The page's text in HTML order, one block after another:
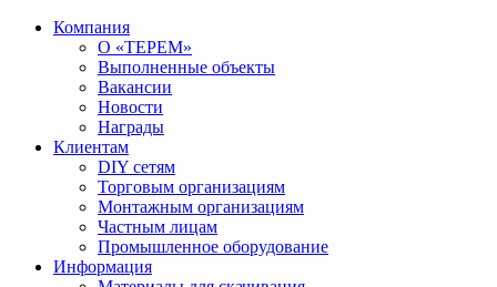
Компания
О «ТЕРЕМ»
Выполненные объекты
Вакансии
Новости
Награды
Клиентам
DIY сетям
Торговым организациям
Монтажным организациям
Частным лицам
Промышленное оборудование
Информация